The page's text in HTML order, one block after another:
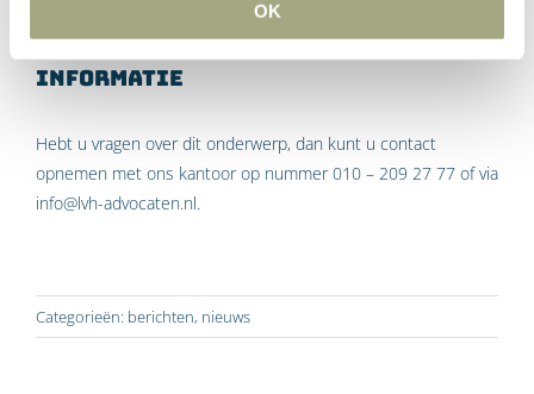
OK
Informatie
Hebt u vragen over dit onderwerp, dan kunt u contact
opnemen met ons kantoor op nummer 010 – 209 27 77 of via
info@lvh-advocaten.nl.
Categorieën: berichten, nieuws